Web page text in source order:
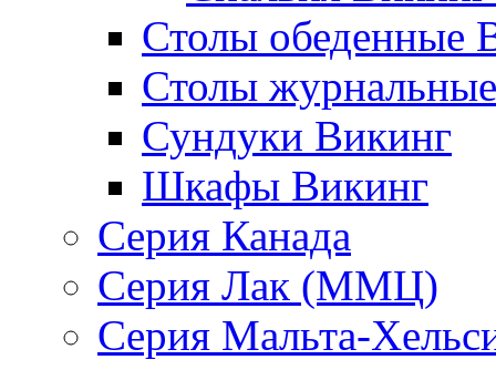
Столы обеденные
Столы
Сундуки Викинг
Шкафы Викинг
Серия Канада
Серия Лак (ММЦ)
Серия Мальта-